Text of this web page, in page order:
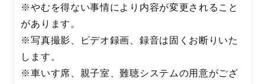
※やむを得ない事情により内容が変更されること
があります。
※写真撮影、ビデオ録画、録音は固くお断りいた
します。
※車いす席、親子室、難聴システムの用意がござ